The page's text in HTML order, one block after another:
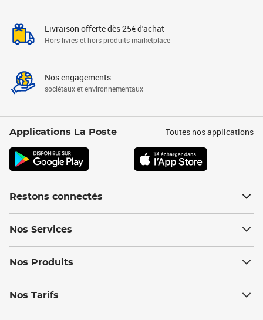
Livraison offerte dès 25€ d'achat
Hors livres et hors produits marketplace
Nos engagements
sociétaux et environnementaux
Applications La Poste Toutes nos applications
Restons connectés
Nos Services
Nos Produits
Nos Tarifs